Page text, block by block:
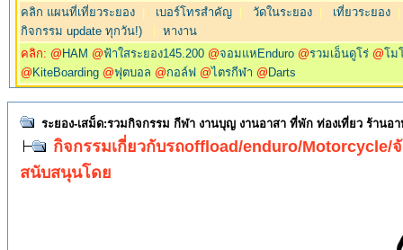
คลิก แผนที่เที่ยวระยอง เบอร์โทรสำคัญ วัดในระยอง เที่ยวระยอง
กิจกรรม update ทุกวัน!) |หางาน
คลิก: @ HAM @ฟ้าใสระยอง145.200 @จอมแหEnduro @รวมเอ็นดูโร่ @โม
@ KiteBoarding @ฟุตบอล @กอล์ฟ @ไตรกีฬา @ Darts
ระยอง-เสม็ด:รวมกิจกรรม กีฬา งานบุญ งานอาสา ที่พัก ท่องเที่ยว ร้านอ
กิจกรรมเกี่ยวกับรถoffload/enduro/Motorcycle/
สนับสนุนโดย